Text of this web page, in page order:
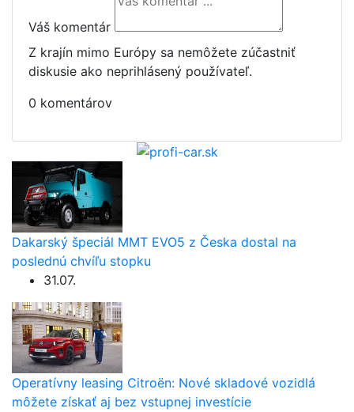
Váš komentár
Z krajín mimo Európy sa nemôžete zúčastniť
diskusie ako neprihlásený používateľ.
0 komentárov
Dakarský špeciál MMT EVO5 z Česka dostal na
poslednú chvíľu stopku
31.07.
Operatívny leasing Citroën: Nové skladové vozidlá
môžete získať aj bez vstupnej investície